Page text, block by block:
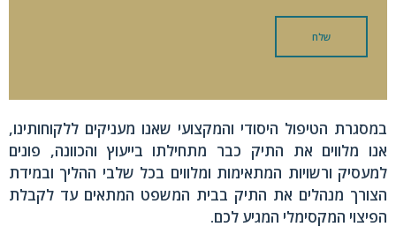
'
ל
ו
ן
שלח
במסגרת הטיפול היסודי והמקצועי שאנו מעניקים ללקוחותינו,
אנו מלווים את התיק כבר מתחילתו בייעוץ והכוונה, פונים
למעסיק ורשויות המתאימות ומלווים בכל שלבי ההליך ובמידת
הצורך מנהלים את התיק בבית המשפט המתאים עד לקבלת
הפיצוי המקסימלי המגיע לכם.